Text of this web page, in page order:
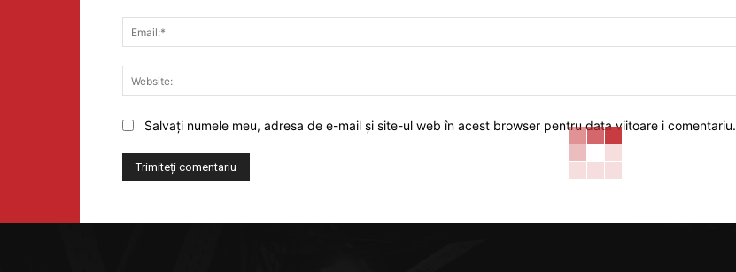
Salvați numele meu, adresa de e-mail și site-ul web în acest browser pentru data viitoare i comentariu.